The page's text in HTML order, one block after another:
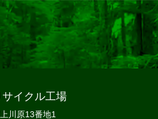
イクル工場
川原13番地1